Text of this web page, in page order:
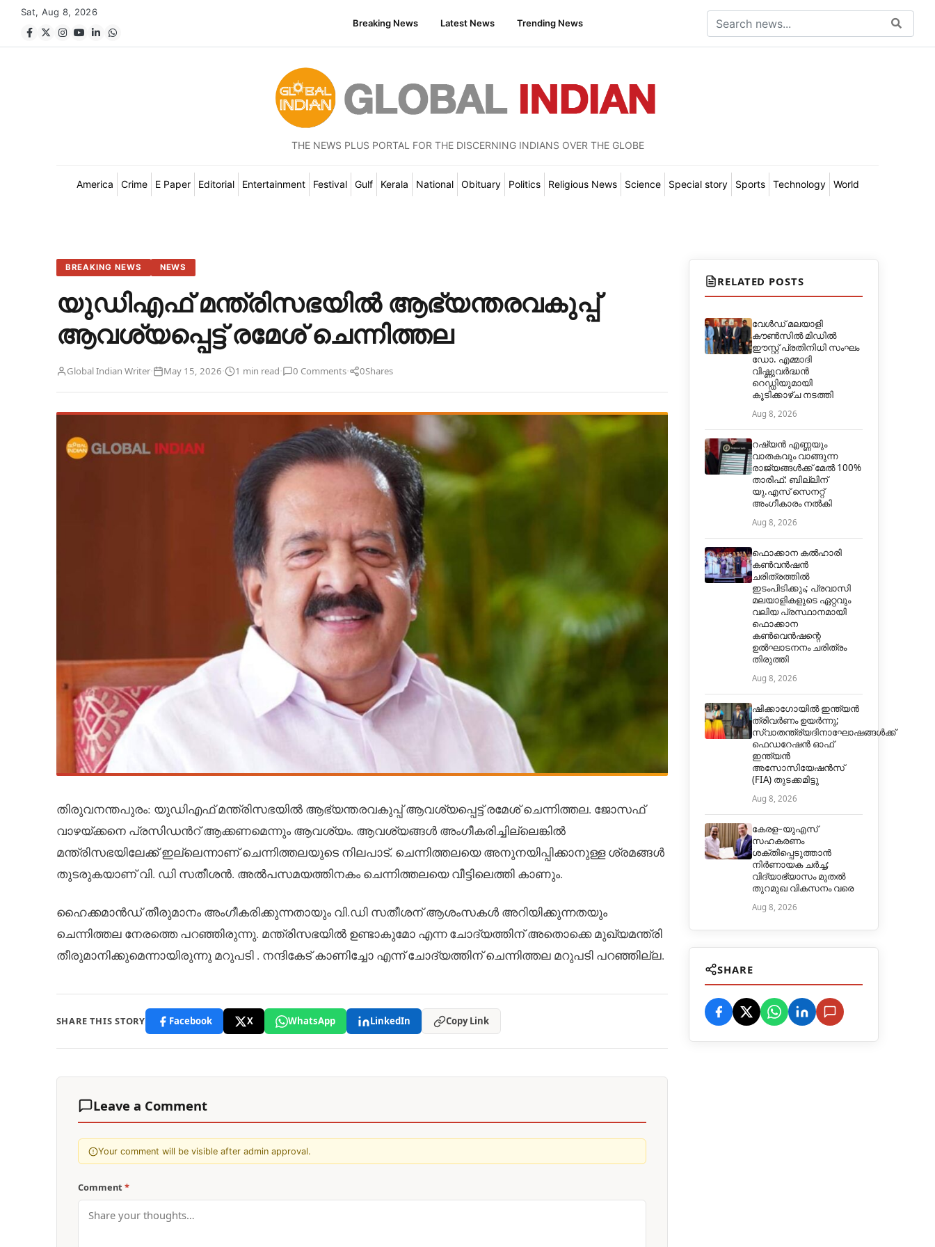
Sat, Aug 8, 2026
Breaking News
Latest News Trending News
THE NEWS PLUS PORTAL FOR THE DISCERNING INDIANS OVER THE GLOBE
America Crime E Paper Editorial Entertainment Festival Gulf Kerala National Obituary Politics Religious News Science Special story Sports Technology World
BREAKING NEWS NEWS
യുഡിഎഫ് മന്ത്രിസഭയിൽ ആഭ്യന്തരവകുപ്പ്
ആവശ്യപ്പെട്ട് രമേശ് ചെന്നിത്തല
Global Indian Writer· May 15, 2026· 1 min read· 0 Comments· 0Shares
തിരുവനന്തപുരം: യുഡിഎഫ് മന്ത്രിസഭയിൽ ആഭ്യന്തരവകുപ്പ് ആവശ്യപ്പെട്ട് രമേശ് ചെന്നിത്തല. ജോസഫ്
വാഴയ്ക്കനെ പ്രസിഡന്‍റ് ആക്കണമെന്നും ആവശ്യം. ആവശ്യങ്ങൾ അംഗീകരിച്ചില്ലെങ്കിൽ
മന്ത്രിസഭയിലേക്ക് ഇല്ലെന്നാണ് ചെന്നിത്തലയുടെ നിലപാട്. ചെന്നിത്തലയെ അനുനയിപ്പിക്കാനുള്ള ശ്രമങ്ങൾ
തുടരുകയാണ് വി. ഡി സതീശൻ. അൽപസമയത്തിനകം ചെന്നിത്തലയെ വീട്ടിലെത്തി കാണും.
ഹൈക്കമാൻഡ് തീരുമാനം അംഗീകരിക്കുന്നതായും വി.ഡി സതീശന് ആശംസകൾ അറിയിക്കുന്നതയും
ചെന്നിത്തല നേരത്തെ പറഞ്ഞിരുന്നു. മന്ത്രിസഭയിൽ ഉണ്ടാകുമോ എന്ന ചോദ്യത്തിന് അതൊക്കെ മുഖ്യമന്ത്രി
തീരുമാനിക്കുമെന്നായിരുന്നു മറുപടി . നന്ദികേട് കാണിച്ചോ എന്ന് ചോദ്യത്തിന് ചെന്നിത്തല മറുപടി പറഞ്ഞില്ല.
SHARE THIS STORY Facebook X WhatsApp LinkedIn Copy Link
Leave a Comment
Your comment will be visible after admin approval.
Comment *
RELATED POSTS
വേൾഡ് മലയാളി
കൗൺസിൽ മിഡിൽ
ഈസ്റ്റ് പ്രതിനിധി സംഘം
ഡോ. എമ്മാദി
വിഷ്ണുവർദ്ധൻ
റെഡ്ഡിയുമായി
കൂടിക്കാഴ്ച നടത്തി
Aug 8, 2026
റഷ്യൻ എണ്ണയും
വാതകവും വാങ്ങുന്ന
രാജ്യങ്ങൾക്ക് മേൽ 100%
താരിഫ്: ബില്ലിന്
യു.എസ് സെനറ്റ്
അംഗീകാരം നൽകി
Aug 8, 2026
ഫൊക്കാന കൽഹാരി
കൺവൻഷൻ
ചരിത്രത്തിൽ
ഇടംപിടിക്കും; പ്രവാസി
മലയാളികളുടെ ഏറ്റവും
വലിയ പ്രസ്ഥാനമായി
ഫൊക്കാന
കൺവെൻഷന്റെ
ഉൽഘാടനനം ചരിത്രം
തിരുത്തി
Aug 8, 2026
ഷിക്കാഗോയിൽ ഇന്ത്യൻ
ത്രിവർണം ഉയർന്നു;
സ്വാതന്ത്ര്യദിനാഘോഷങ്ങൾക്ക്
ഫെഡറേഷൻ ഓഫ്
ഇന്ത്യൻ
അസോസിയേഷൻസ്
(FIA) തുടക്കമിട്ടു
Aug 8, 2026
കേരള–യുഎസ്
സഹകരണം
ശക്തിപ്പെടുത്താൻ
നിർണായക ചർച്ച;
വിദ്യാഭ്യാസം മുതൽ
തുറമുഖ വികസനം വരെ
Aug 8, 2026
SHARE